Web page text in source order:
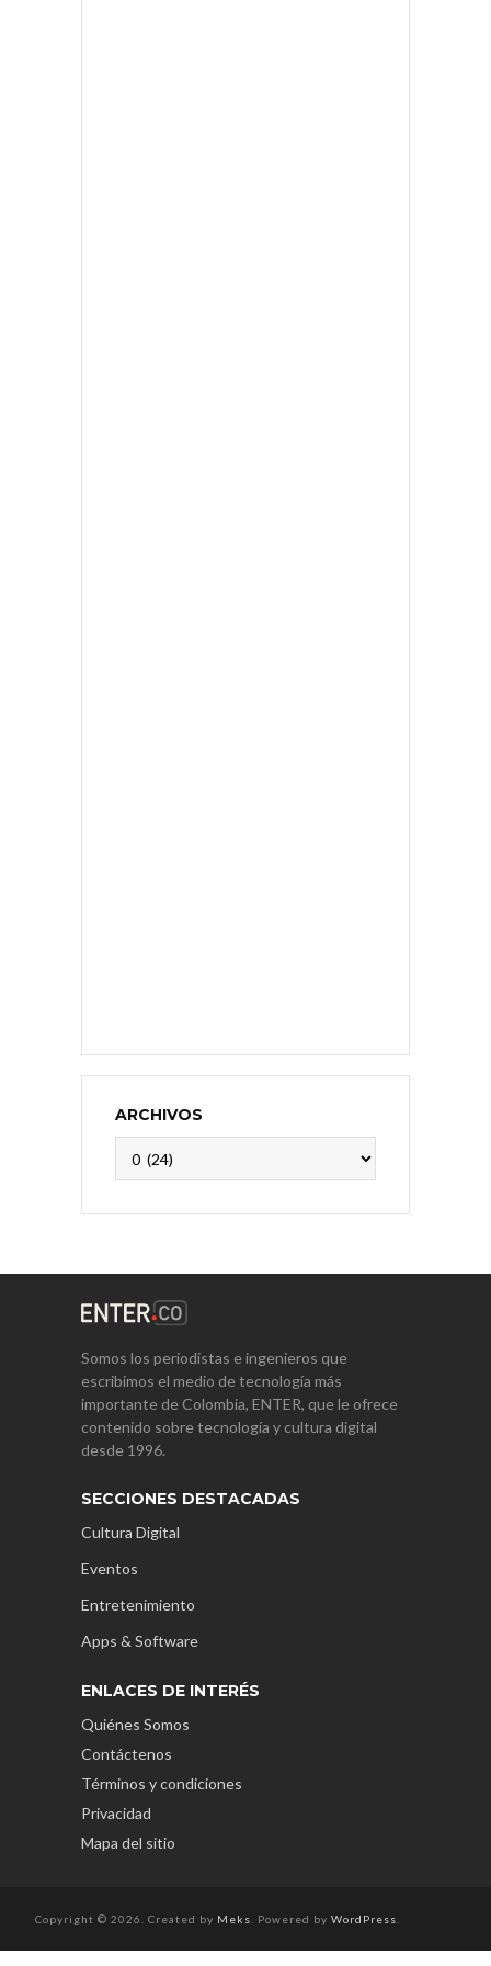
ARCHIVOS
Somos los periodistas e ingenieros que
escribimos el medio de tecnología más
importante de Colombia, ENTER, que le ofrece
contenido sobre tecnología y cultura digital
desde 1996.
SECCIONES DESTACADAS
Cultura Digital
Eventos
Entretenimiento
Apps & Software
ENLACES DE INTERÉS
Quiénes Somos
Contáctenos
Términos y condiciones
Privacidad
Mapa del sitio
Copyright © 2026. Created by Meks . Powered by WordPress